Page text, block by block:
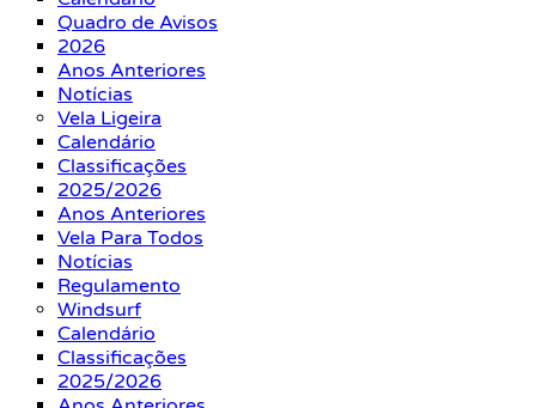
Quadro de Avisos
2026
Anos Anteriores
Notícias
Vela Ligeira
Calendário
Classificações
2025/2026
Anos Anteriores
Vela Para Todos
Notícias
Regulamento
Windsurf
Calendário
Classificações
2025/2026